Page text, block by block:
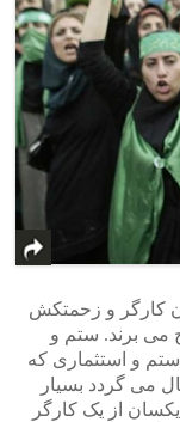
کارگر و زحمتکش
می برند. ستم و
ستم و استثماری که
می گردد بسیار
از یک کارگر